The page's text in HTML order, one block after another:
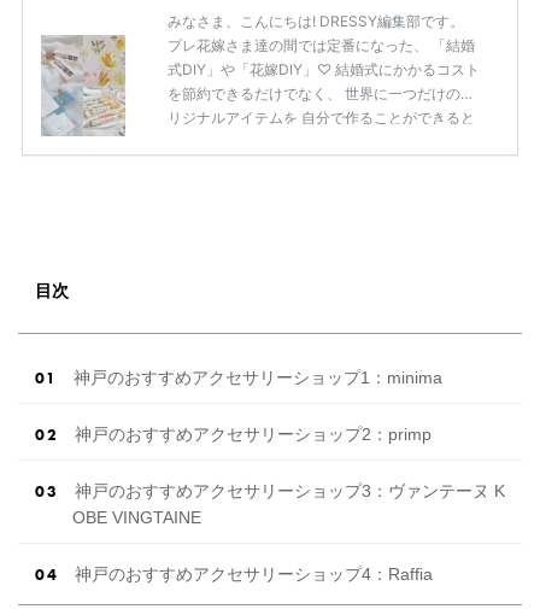
みなさま、こんにちは! DRESSY編集部です。
プレ花嫁さま達の間では定番になった、 「結婚
式DIY」や「花嫁DIY」♡ 結婚式にかかるコスト
を節約できるだけでなく、 世界に一つだけのオ
リジナルアイテムを 自分で作ることができると
ン内容をま […]続きを読む
目次
神戸のおすすめアクセサリーショップ1：minima
神戸のおすすめアクセサリーショップ2：primp
神戸のおすすめアクセサリーショップ3：ヴァンテーヌ K
OBE VINGTAINE
神戸のおすすめアクセサリーショップ4：Raffia